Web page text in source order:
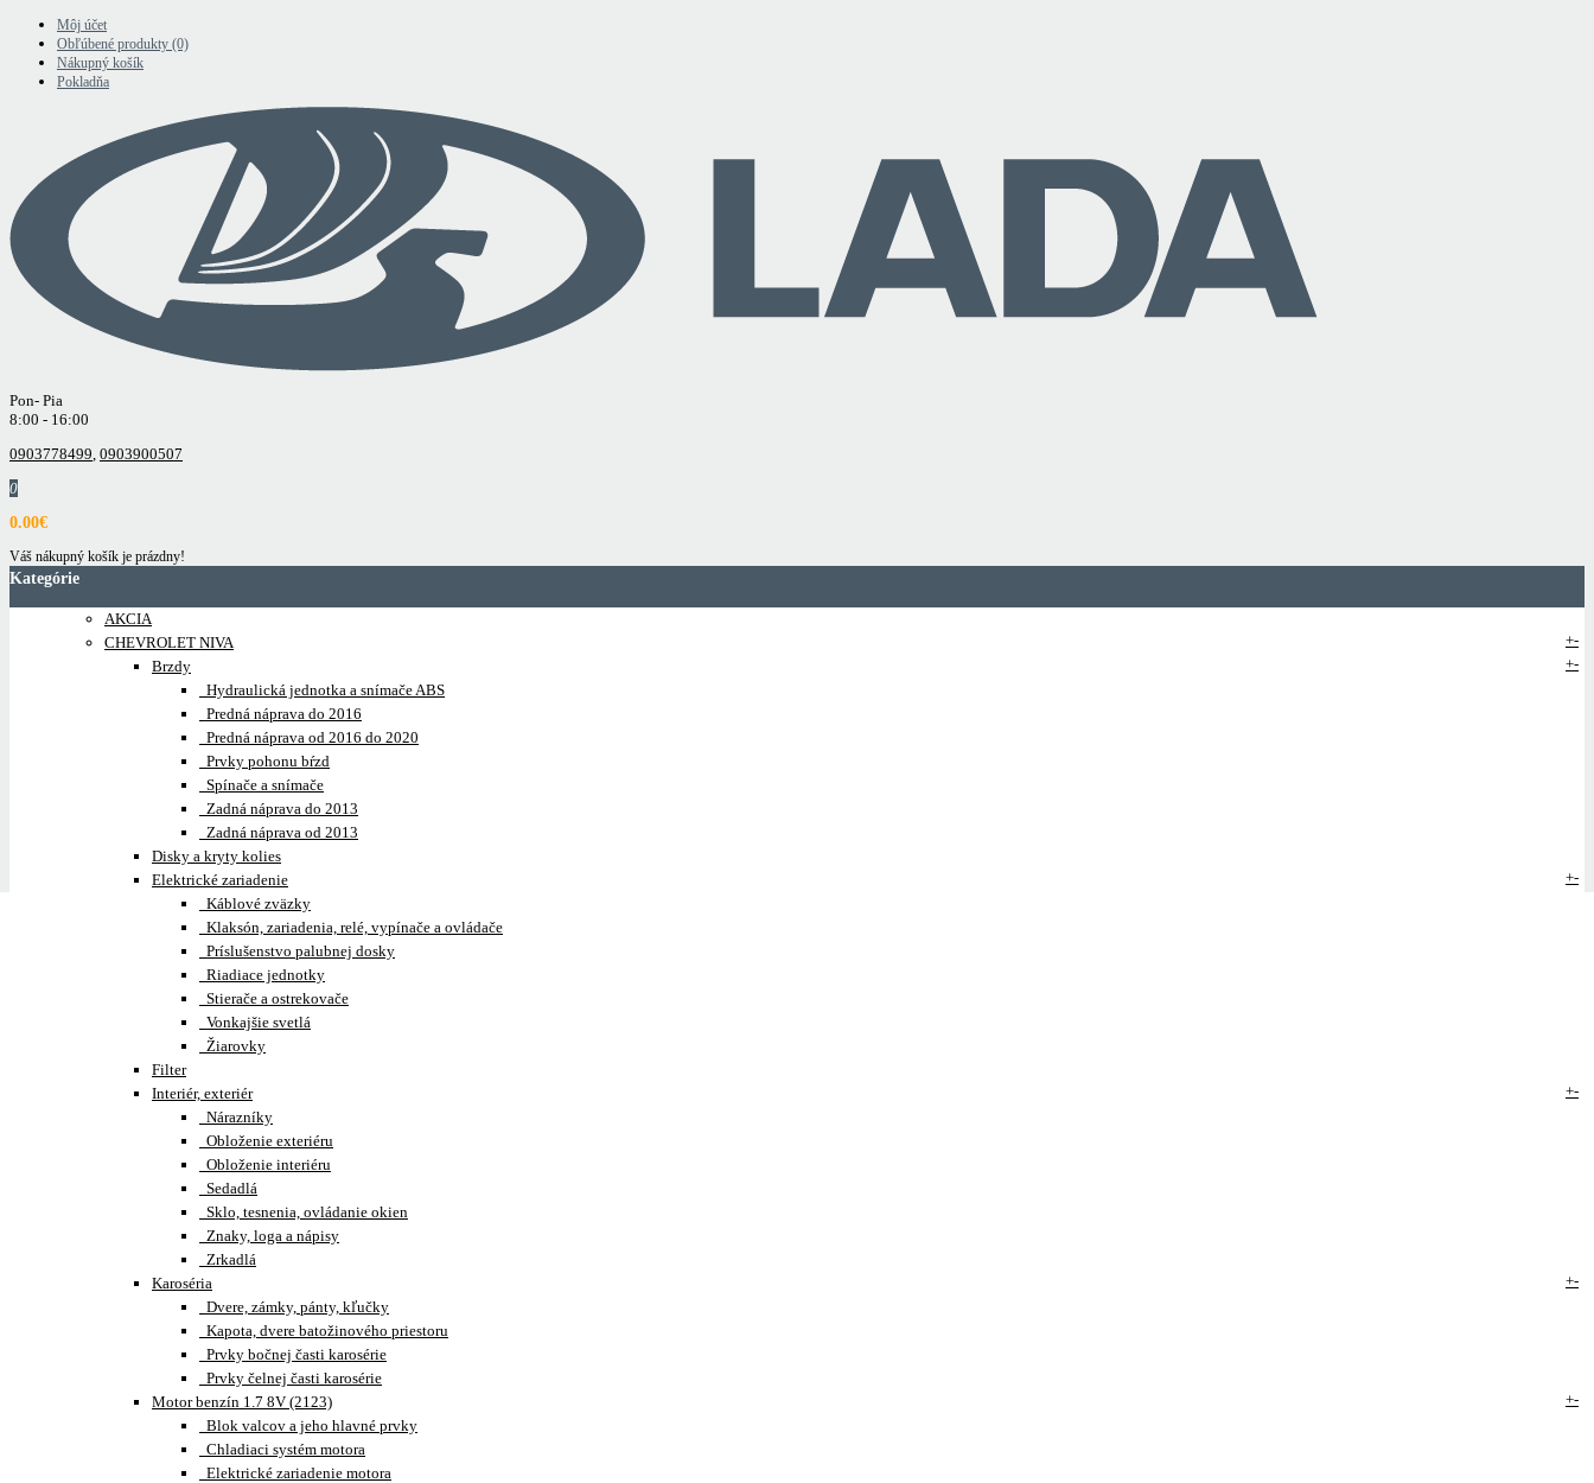
Môj účet
Obľúbené produkty (0)
Nákupný košík
Pokladňa
Pon- Pia
8:00 - 16:00
0903778499, 0903900507
0
0.00€
Váš nákupný košík je prázdny!
Kategórie
AKCIA
CHEVROLET NIVA
+-
Brzdy
+-
Hydraulická jednotka a snímače ABS
Predná náprava do 2016
Predná náprava od 2016 do 2020
Prvky pohonu bŕzd
Spínače a snímače
Zadná náprava do 2013
Zadná náprava od 2013
Disky a kryty kolies
Elektrické zariadenie
+-
Káblové zväzky
Klaksón, zariadenia, relé, vypínače a ovládače
Príslušenstvo palubnej dosky
Riadiace jednotky
Stierače a ostrekovače
Vonkajšie svetlá
Žiarovky
Filter
Interiér, exteriér
+-
Nárazníky
Obloženie exteriéru
Obloženie interiéru
Sedadlá
Sklo, tesnenia, ovládanie okien
Znaky, loga a nápisy
Zrkadlá
Karoséria
+-
Dvere, zámky, pánty, kľučky
Kapota, dvere batožinového priestoru
Prvky bočnej časti karosérie
Prvky čelnej časti karosérie
Motor benzín 1.7 8V (2123)
+-
Blok valcov a jeho hlavné prvky
Chladiaci systém motora
Elektrické zariadenie motora